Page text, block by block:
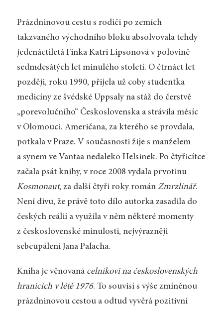
Prázdninovou cestu s rodiči po zemích
takzvaného východního bloku absolvovala tehdy
jedenáctiletá Finka Katri Lipsonová v polovině
sedmdesátých let minulého století. O čtrnáct let
později, roku 1990, přijela už coby studentka
medicíny ze švédské Uppsaly na stáž do čerstvě
„porevolučního“ Československa a strávila měsíc
v Olomouci. Američana, za kterého se provdala,
potkala v Praze. V současnosti žije s manželem
a synem ve Vantaa nedaleko Helsinek. Po čtyřicítce
začala psát knihy, v roce 2008 vydala prvotinu
Kosmonaut, za další čtyři roky román Zmrzlinář.
Není divu, že právě toto dílo autorka zasadila do
českých reálií a využila v něm některé momenty
z československé minulosti, nejvýrazněji
sebeupálení Jana Palacha.
Kniha je věnovaná celníkovi na československých
hranicích v létě 1976. To souvisí s výše zmíněnou
prázdninovou cestou a odtud vyvěrá pozitivní